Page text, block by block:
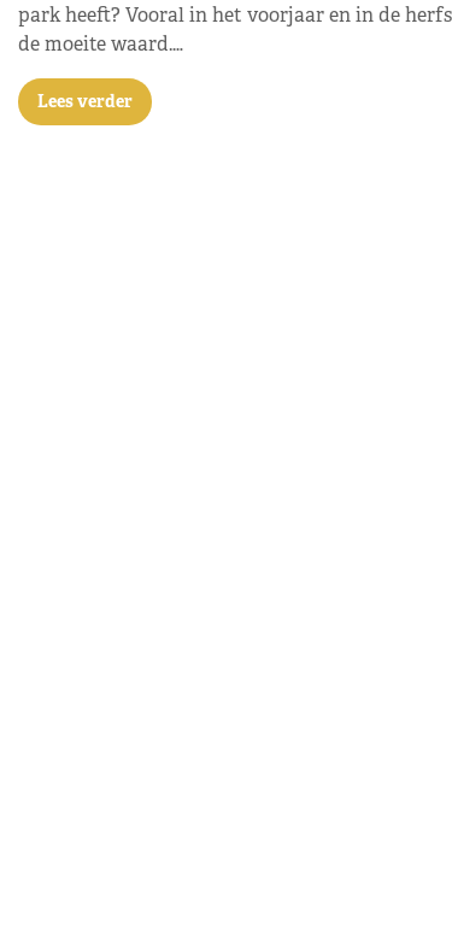
park heeft? Vooral in het voorjaar en in de
de moeite waard.…
Lees verder